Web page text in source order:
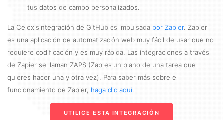
tus datos de campo personalizados.
La Celoxisintegración de GitHub es impulsada por Zapier. Zapier
es una aplicación de automatización web muy fácil de usar que no
requiere codificación y es muy rápida. Las integraciones a través
de Zapier se llaman ZAPS (Zap es un plano de una tarea que
quieres hacer una y otra vez). Para saber más sobre el
funcionamiento de Zapier, haga clic aquí.
UTILICE ESTA INTEGRACIÓN